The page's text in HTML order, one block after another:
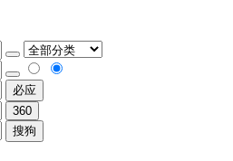
必应
360
搜狗